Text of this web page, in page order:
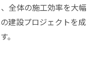
全体の施工効率を大幅
建設プロジェクトを成
。